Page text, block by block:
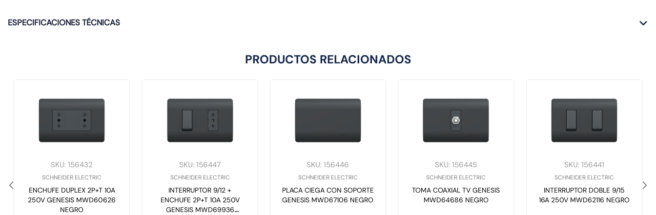
ESPECIFICACIONES TÉCNICAS
PRODUCTOS RELACIONADOS
SKU:156432
SCHNEIDER ELECTRIC
ENCHUFE DUPLEX 2P+T 10A
250V GENESIS MWD60626
NEGRO
SKU:156447
SCHNEIDER ELECTRIC
INTERRUPTOR 9/12 +
ENCHUFE 2P+T 10A 250V
GENESIS MWD69936
SKU:156446
SCHNEIDER ELECTRIC
PLACA CIEGA CON SOPORTE
GENESIS MWD67106 NEGRO
SKU:156445
SCHNEIDER ELECTRIC
TOMA COAXIAL TV GENESIS
MWD64686 NEGRO
SKU: 156441
SCHNEIDER ELECTRIC
INTERRUPTOR DOBLE 9/15
16A 250V MWD62116 NEGRO